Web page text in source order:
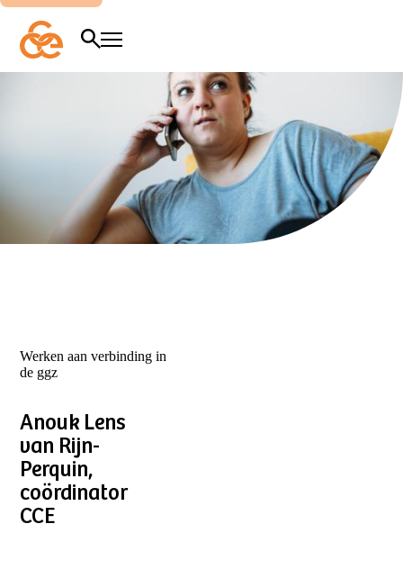
naar
hoofdinhoud
Zoeken
Menu
verbinding
in
de
Werken aan verbinding in
de ggz
Anouk Lens
van Rijn-
Perquin,
coördinator
CCE